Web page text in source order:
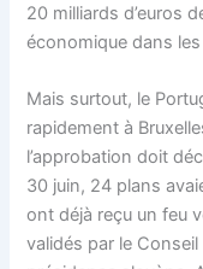
20 milliards d’euros
économique dans
Mais surtout, le
rapidement à
l’approbation doit
30 juin, 24 plans
ont déjà reçu un feu
validés par le Conseil